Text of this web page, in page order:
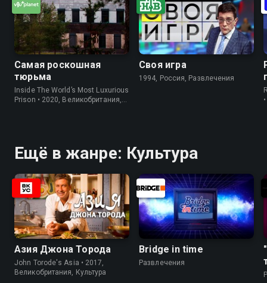
Самая роскошная
тюрьма
Inside The World’s Most Luxurious
Prison • 2020, Великобритания,
Своя игра
1994, Россия, Развлечения
Ещё в жанре: Культура
Азия Джона Торода
John Torode's Asia • 2017,
Великобритания, Культура
Bridge in time
Развлечения